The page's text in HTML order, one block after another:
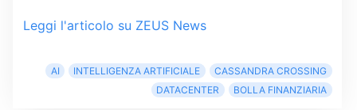
Leggi l'articolo su ZEUS News
AI INTELLIGENZA ARTIFICIALE
CASSANDRA CROSSING
DATACENTER
BOLLA FINANZIARIA